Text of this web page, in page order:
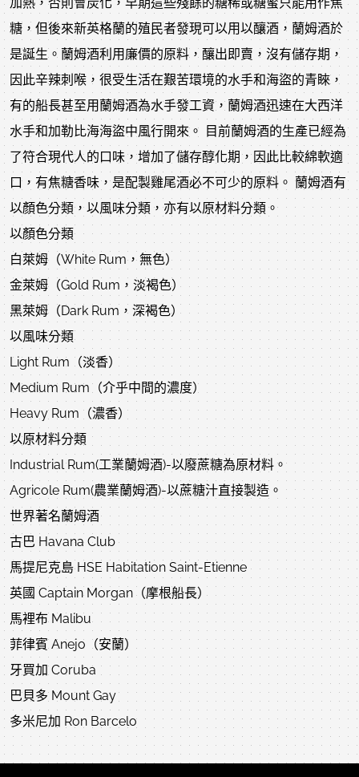
糖，但後來新英格蘭的殖民者發現可以用以釀酒，蘭姆酒於
是誕生。蘭姆酒利用廉價的原料，釀出即賣，沒有儲存期，
因此辛辣刺喉，很受生活在艱苦環境的水手和海盜的青睞，
有的船長甚至用蘭姆酒為水手發工資，蘭姆酒迅速在大西洋
水手和加勒比海海盜中風行開來。 目前蘭姆酒的生產已經為
了符合現代人的口味，增加了儲存醇化期，因此比較綿軟適
口，有焦糖香味，是配製雞尾酒必不可少的原料。 蘭姆酒有
以顏色分類，以風味分類，亦有以原材料分類。
以顏色分類
白萊姆（White Rum，無色）
金萊姆（Gold Rum，淡褐色）
黑萊姆（Dark Rum，深褐色）
以風味分類
Light Rum（淡香）
Medium Rum（介乎中間的濃度）
Heavy Rum（濃香）
以原材料分類
Industrial Rum(工業蘭姆酒)-以廢蔗糖為原材料。
Agricole Rum(農業蘭姆酒)-以蔗糖汁直接製造。
世界著名蘭姆酒
古巴 Havana Club
馬提尼克島 HSE Habitation Saint-Etienne
英國 Captain Morgan（摩根船長）
馬裡布 Malibu
菲律賓 Anejo（安蘭）
牙買加 Coruba
巴貝多 Mount Gay
多米尼加 Ron Barcelo